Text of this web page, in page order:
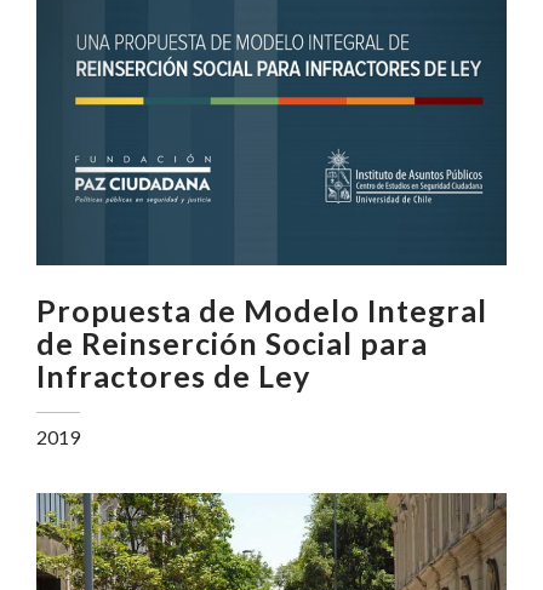
Propuesta de Modelo Integral
de Reinserción Social para
Infractores de Ley
2019